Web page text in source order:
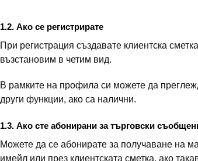
1.2. Ако се регистрирате
При регистрация създавате клиентска
възстановим в четим вид.
В рамките на профила си можете да
други функции, ако са налични.
1.3. Ако сте абонирани за търговски
Можете да се абонирате за получаване на
имейл или през клиентската сметка, ако